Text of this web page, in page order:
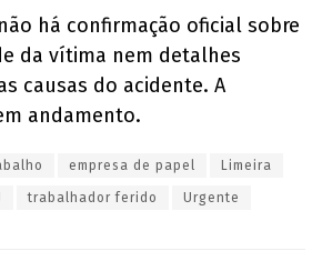
há confirmação oficial sobre
da vítima nem detalhes
causas do acidente. A
andamento.
empresa de papel Limeira
trabalhador ferido Urgente